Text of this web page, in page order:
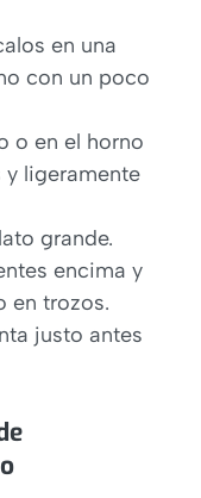
en una
con un poco
o en el horno
y ligeramente
grande.
encima y
en trozos.
justo antes